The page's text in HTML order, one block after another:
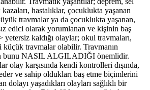
hastalıklar, çocuklukta yaşanan
travmalar ya da çocuklukta yaşanan,
edici olarak yorumlanan ve kişinin baş
kaldığı olaylar; okul travmaları,
küçük travmalar olabilir. Travmanın
bunu NASIL ALGILADIĞI önemlidir.
olay karşısında kendi kontrolleri dışında,
ve sahip oldukları baş etme biçimlerini
dolayı yaşadıkları olayları sağlıklı bir